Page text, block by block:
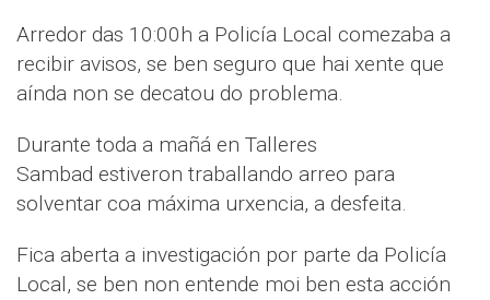
Arredor das 10:00h a Policía Local comezaba a
recibir avisos, se ben seguro que hai xente que
aínda non se decatou do problema.
Durante toda a mañá en Talleres
Sambad estiveron traballando arreo para
solventar coa máxima urxencia, a desfeita.
Fica aberta a investigación por parte da Policía
Local, se ben non entende moi ben esta acción